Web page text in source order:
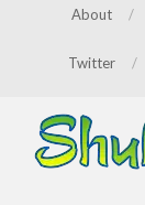
About
Twitter